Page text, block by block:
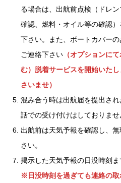
る場合は、出航前点検（ドレ
確認、燃料・オイル等の確認
下さい。また、ボートカバー
ご連絡下さい （オプションに
む）脱着サービスを開始いた
さいませ）
混み合う時は出航届を提出さ
話での受け付けはしておりませ
出航前は天気予報を確認し、
さい。
掲示した天気予報の日没時刻ま
※日没時刻を過ぎても連絡の